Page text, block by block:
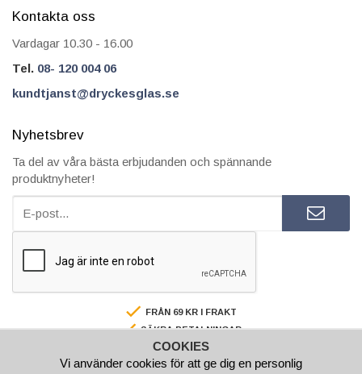
Kontakta oss
Vardagar 10.30 - 16.00
Tel. 08- 120 004 06
kundtjanst@dryckesglas.se
Nyhetsbrev
Ta del av våra bästa erbjudanden och spännande
produktnyheter!
FRÅN 69 KR I FRAKT
SÄKRA BETALNINGAR
FAKTURA/AVBETALNING
SNABBA LEVERANSER
COOKIES
Vi använder cookies för att ge dig en personlig